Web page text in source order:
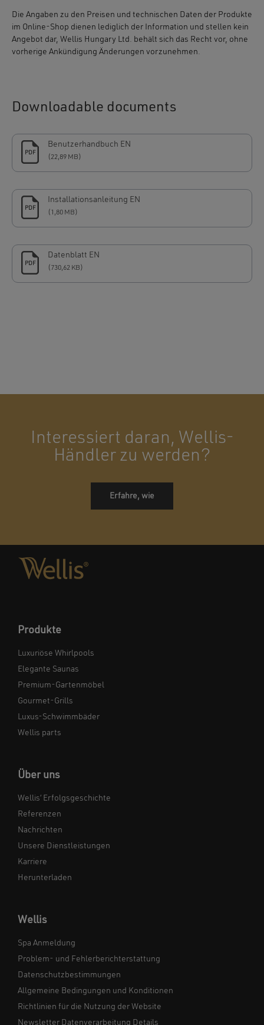
Die Angaben zu den Preisen und technischen Daten der Produkte
im Online-Shop dienen lediglich der Information und stellen kein
Angebot dar, Wellis Hungary Ltd. behält sich das Recht vor, ohne
vorherige Ankündigung Änderungen vorzunehmen.
Downloadable documents
PDF
Benutzerhandbuch EN
(22,89 MB)
PDF
Installationsanleitung EN
(1,80 MB)
PDF
Datenblatt EN
(730,62 KB)
Interessiert daran, Wellis-
Händler zu werden?
Erfahre, wie
Produkte
Luxuriöse Whirlpools
Elegante Saunas
Premium-Gartenmöbel
Gourmet-Grills
Luxus-Schwimmbäder
Wellis parts
Über uns
Wellis‘ Erfolgsgeschichte
Referenzen
Nachrichten
Unsere Dienstleistungen
Karriere
Herunterladen
Wellis
Spa Anmeldung
Problem- und Fehlerberichterstattung
Datenschutzbestimmungen
Allgemeine Bedingungen und Konditionen
Richtlinien für die Nutzung der Website
Newsletter Datenverarbeitung Details